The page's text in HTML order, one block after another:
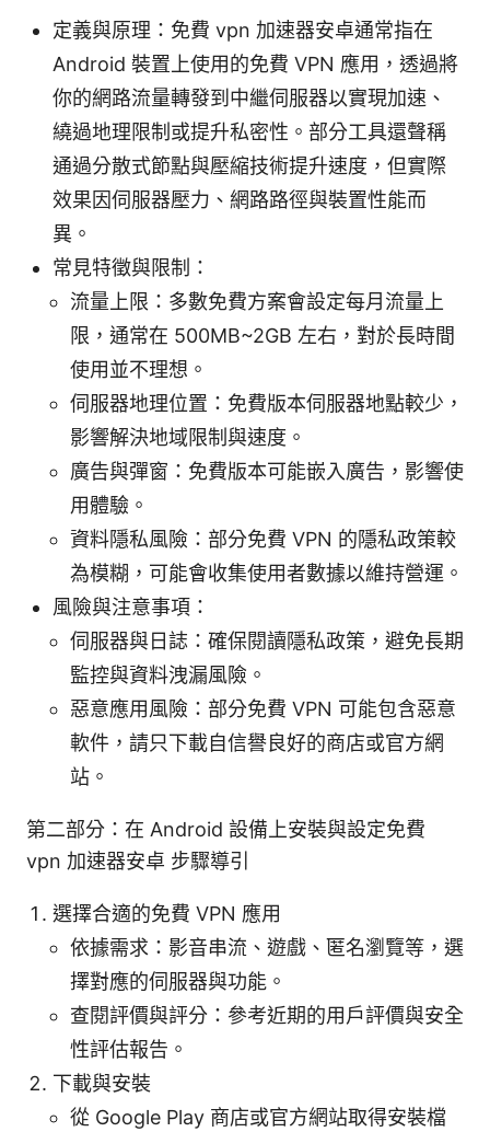
定義與原理：免費 vpn 加速器安卓通常指在
Android 裝置上使用的免費 VPN 應用，透過將
你的網路流量轉發到中繼伺服器以實現加速、
繞過地理限制或提升私密性。部分工具還聲稱
通過分散式節點與壓縮技術提升速度，但實際
效果因伺服器壓力、網路路徑與裝置性能而
異。
常見特徵與限制：
流量上限：多數免費方案會設定每月流量上
限，通常在 500MB~2GB 左右，對於長時間
使用並不理想。
伺服器地理位置：免費版本伺服器地點較少，
影響解決地域限制與速度。
廣告與彈窗：免費版本可能嵌入廣告，影響使
用體驗。
資料隱私風險：部分免費 VPN 的隱私政策較
為模糊，可能會收集使用者數據以維持營運。
風險與注意事項：
伺服器與日誌：確保閱讀隱私政策，避免長期
監控與資料洩漏風險。
惡意應用風險：部分免費 VPN 可能包含惡意
軟件，請只下載自信譽良好的商店或官方網
站。
第二部分：在 Android 設備上安裝與設定免費
vpn 加速器安卓 步驟導引
選擇合適的免費 VPN 應用
依據需求：影音串流、遊戲、匿名瀏覽等，選
擇對應的伺服器與功能。
查閱評價與評分：參考近期的用戶評價與安全
性評估報告。
下載與安裝
從 Google Play 商店或官方網站取得安裝檔